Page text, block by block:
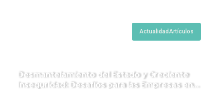
Actualidad Artículos
Desmantelamiento del Estado y Creciente
Inseguridad: Desafíos para las Empresas en